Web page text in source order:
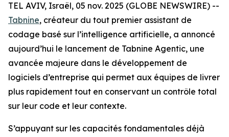
TEL AVIV, Israël, 05 nov. 2025 (GLOBE NEWSWIRE) --
Tabnine, créateur du tout premier assistant de
codage basé sur l’intelligence artificielle, a annoncé
aujourd’hui le lancement de Tabnine Agentic, une
avancée majeure dans le développement de
logiciels d’entreprise qui permet aux équipes de livrer
plus rapidement tout en conservant un contrôle total
sur leur code et leur contexte.
S’appuyant sur les capacités fondamentales déjà